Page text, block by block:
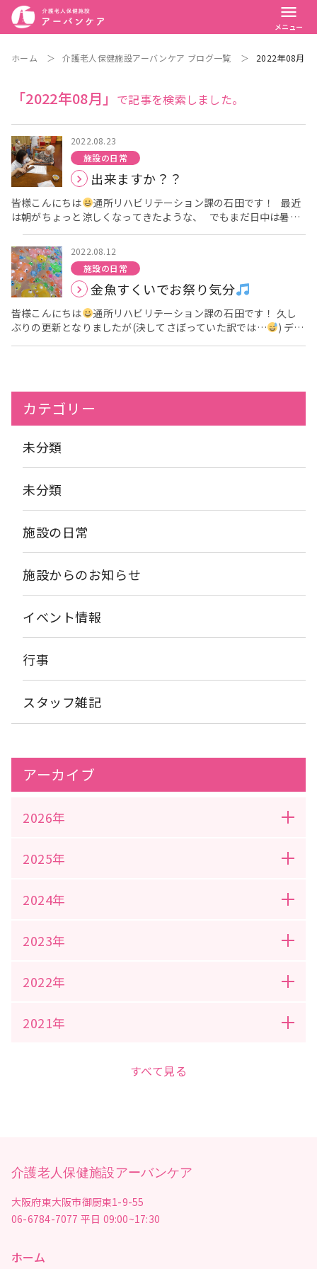
menu
メニュー
ホーム ＞ 介護老人保健施設アーバンケア ブログ一覧 ＞ 2022年08月
「2022年08月」 で記事を検索しました。
2022.08.23
施設の日常
出来ますか？？
皆様こんにちは
通所リハビリテーション課の石田です！ 最近
は朝がちょっと涼しくなってきたような、 でもまだ日中は暑く
てバテバテのワタクシです
デイケアでは体操やリハビリの合
間に、 脳トレ問題をされている利用者様が多くいらっしゃいま
す
この日も計算プリントをお渡しした所・・・ 眺めていら
っしゃるのですが中々すすまないご様子
お渡しすると・・・？ パチパチパチ！！と見事にそろばんをは
じかれ あっという間に解かれていました
にも教えてください～！」 「こないすんねん！」 「こないし
てな・・・」 「ふむふむ。」 「こうや！」 「なるほど～！」
因みに私は全然できません！！笑 皆様はそろばん出来ますか？
2022.08.12
施設の日常
金魚すくいでお祭り気分
皆様こんにちは
通所リハビリテーション課の石田です！ 久し
ぶりの更新となりましたが(決してさぼっていた訳では…
) デイ
っても楽しんでくださっていました
金魚はお持ち帰りいただきました♪ こんなにたくさん！！！ 皆
様たくさん金魚をすくわれていました
この頃ではありますが、 少しでも気分転換になったら良いなぁと
思います
では、次回もブログにてデイケアの様子をお届けし
たいと思います
カテゴリー
未分類
未分類
施設の日常
施設からのお知らせ
イベント情報
行事
スタッフ雑記
アーカイブ
2026年
2025年
2024年
2023年
2022年
2021年
すべて見る
介護老人保健施設アーバンケア
大阪府東大阪市御厨東1-9-55
06-6784-7077 平日 09:00~17:30
ホーム